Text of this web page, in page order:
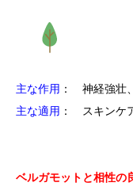
主な作用 ： 神経強壮
主な適用 ： スキンケ
ベルガモットと相性の